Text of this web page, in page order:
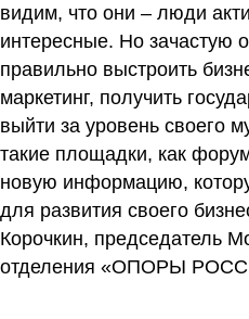
видим, что они – люди
интересные. Но зачастую
правильно выстроить
маркетинг, получить
выйти за уровень своего
такие площадки, как
новую информацию,
для развития своего
Корочкин, председатель
отделения «ОПОРЫ